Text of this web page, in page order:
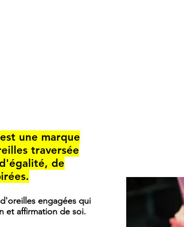
une marque
traversée
de
engagées qui
et affirmation de soi.